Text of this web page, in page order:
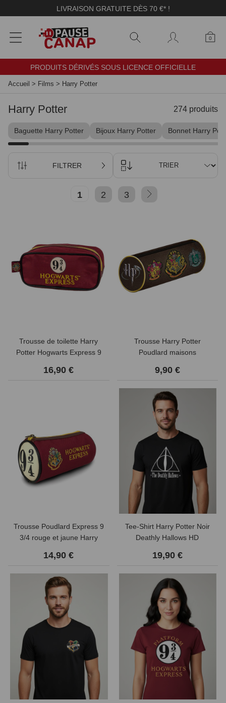
★★★★★ 4,8 AVIS GARANTIS
0
PRODUITS DÉRIVÉS SOUS LICENCE OFFICIELLE
Accueil > Films > Harry Potter
Harry Potter 274 produits
Baguette Harry Potter Bijoux Harry Potter Bonnet Harry
FILTRER TRIER
1 2 3
Trousse de toilette Harry
Potter Hogwarts Express 9
16,90 €
Trousse Harry Potter
Poudlard maisons
9,90 €
Trousse Poudlard Express 9
3/4 rouge et jaune Harry
14,90 €
Tee-Shirt Harry Potter Noir
Deathly Hallows HD
19,90 €
Panneau de gestion des cookies